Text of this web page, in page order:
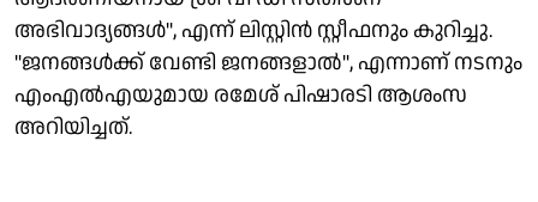
അഭിവാദ്യങ്ങൾ", എന്ന് ലിസ്റ്റിൻ സ്റ്റീഫനും കുറിച്ചു.
"ജനങ്ങൾക്ക് വേണ്ടി ജനങ്ങളാൽ", എന്നാണ് നടനും
എംഎൽഎയുമായ രമേശ് പിഷാരടി ആശംസ
അറിയിച്ചത്.